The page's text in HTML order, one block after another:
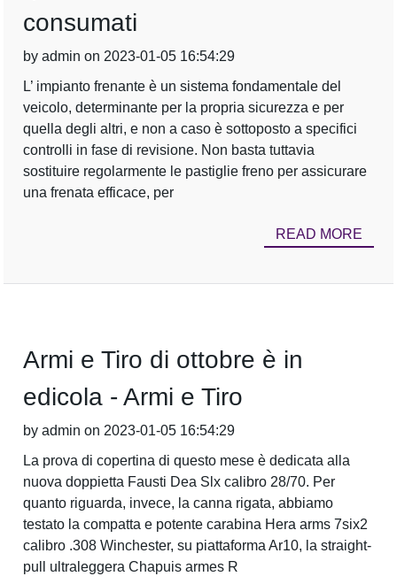
consumati
by admin on 2023-01-05 16:54:29
L’ impianto frenante è un sistema fondamentale del
veicolo, determinante per la propria sicurezza e per
quella degli altri, e non a caso è sottoposto a specifici
controlli in fase di revisione. Non basta tuttavia
sostituire regolarmente le pastiglie freno per assicurare
una frenata efficace, per
READ MORE
Armi e Tiro di ottobre è in
edicola - Armi e Tiro
by admin on 2023-01-05 16:54:29
La prova di copertina di questo mese è dedicata alla
nuova doppietta Fausti Dea Slx calibro 28/70. Per
quanto riguarda, invece, la canna rigata, abbiamo
testato la compatta e potente carabina Hera arms 7six2
calibro .308 Winchester, su piattaforma Ar10, la straight-
pull ultraleggera Chapuis armes R